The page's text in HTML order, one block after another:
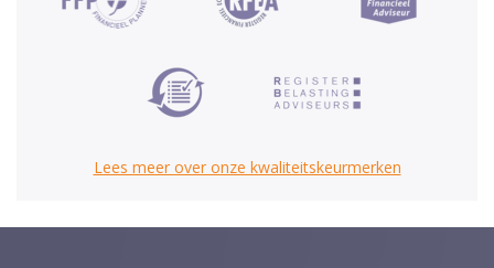
Lees meer over onze kwaliteitskeurmerken